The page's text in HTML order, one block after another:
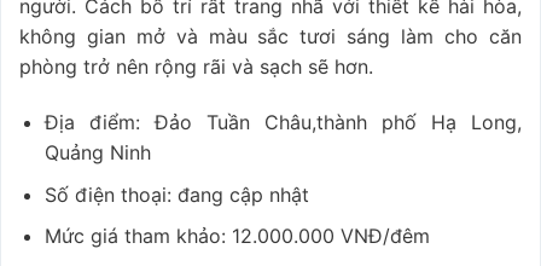
người. Cách bố trí rất trang nhã với thiết kế hài hòa,
không gian mở và màu sắc tươi sáng làm cho căn
phòng trở nên rộng rãi và sạch sẽ hơn.
Địa điểm: Đảo Tuần Châu,thành phố Hạ Long,
Quảng Ninh
Số điện thoại: đang cập nhật
Mức giá tham khảo: 12.000.000 VNĐ/đêm